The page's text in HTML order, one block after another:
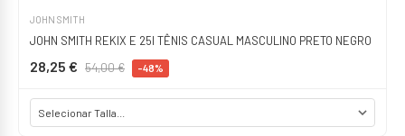
JOHN SMITH
JOHN SMITH REKIX E 25I TÊNIS CASUAL MASCULINO PRETO NEGRO
28,25 € 54,00 € -48%